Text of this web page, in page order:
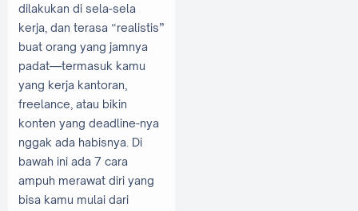
dilakukan di sela-sela
kerja, dan terasa “realistis”
buat orang yang jamnya
padat—termasuk kamu
yang kerja kantoran,
freelance, atau bikin
konten yang deadline-nya
nggak ada habisnya. Di
bawah ini ada 7 cara
ampuh merawat diri yang
bisa kamu mulai dari